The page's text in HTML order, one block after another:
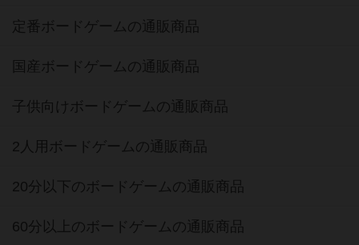
定番ボードゲームの通販商品
国産ボードゲームの通販商品
子供向けボードゲームの通販商品
2人用ボードゲームの通販商品
20分以下のボードゲームの通販商品
60分以上のボードゲームの通販商品